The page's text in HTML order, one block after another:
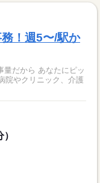
！週5〜/駅か
量だから あなたにピッ